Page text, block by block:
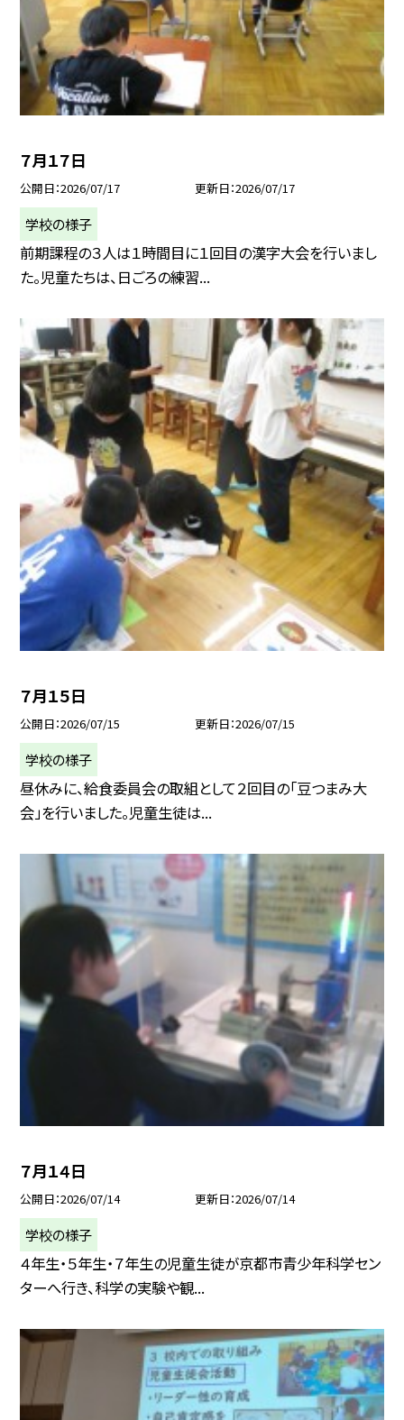
７月１７日
公開日 2026/07/17 更新日 2026/07/17
学校の様子
前期課程の３人は１時間目に１回目の漢字大会を行いまし
た。児童たちは、日ごろの練習...
７月１５日
公開日 2026/07/15 更新日 2026/07/15
学校の様子
昼休みに、給食委員会の取組として２回目の「豆つまみ大
会」を行いました。児童生徒は...
７月１４日
公開日 2026/07/14 更新日 2026/07/14
学校の様子
４年生・５年生・７年生の児童生徒が京都市青少年科学セン
ターへ行き、科学の実験や観...